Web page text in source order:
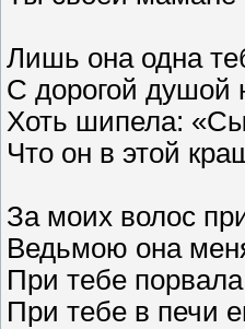
Лишь она одна
С дорогой душой
Хоть шипела:
Что он в этой
За моих волос
Ведьмою она
При тебе
При тебе в печи